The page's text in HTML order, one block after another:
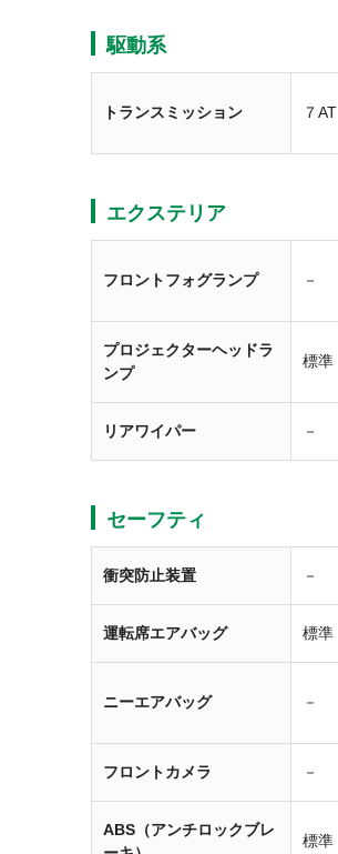
駆動系
トランスミッション ７AT
エクステリア
フロントフォグランプ －
プロジェクターヘッドラ
ンプ
標準
リアワイパー －
セーフティ
衝突防止装置 －
運転席エアバッグ 標準
ニーエアバッグ －
フロントカメラ －
ABS（アンチロックブレ
標準